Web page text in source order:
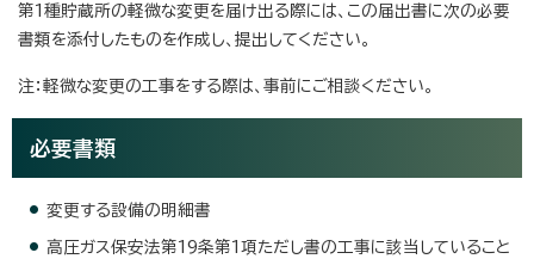
第1種貯蔵所の軽微な変更を届け出る際には、この届出書に次の必要
書類を添付したものを作成し、提出してください。
注：軽微な変更の工事をする際は、事前にご相談ください。
必要書類
変更する設備の明細書
高圧ガス保安法第19条第1項ただし書の工事に該当していること